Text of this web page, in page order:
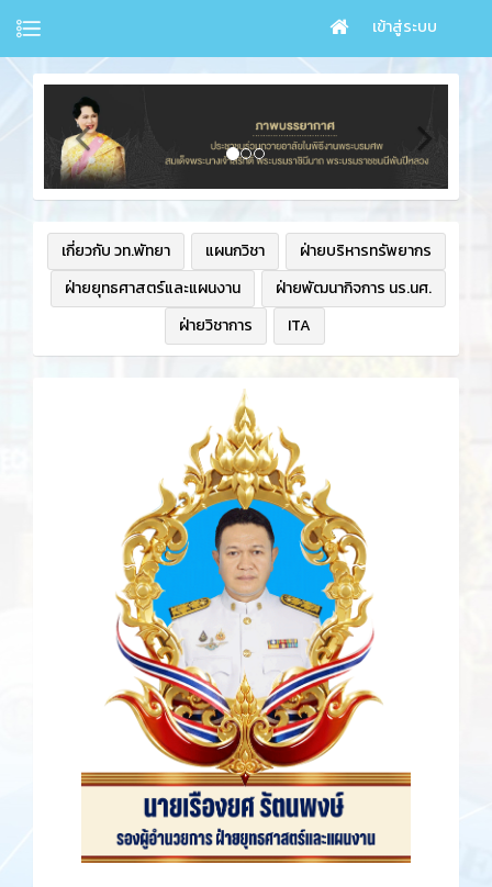
เข้าสู่ระบบ
เกี่ยวกับ วท.พัทยา แผนกวิชา
ฝ่ายบริหารทรัพยากร
ฝ่ายยุทธศาสตร์และแผนงาน
ฝ่ายพัฒนากิจการ นร.นศ.
ฝ่ายวิชาการ
ITA